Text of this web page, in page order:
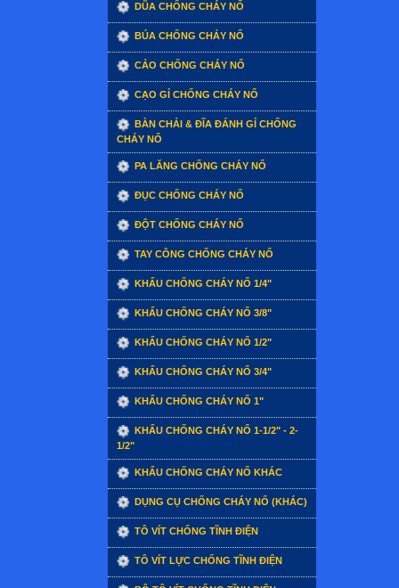
DŨA CHỐNG CHÁY NỔ
BÚA CHỐNG CHÁY NỔ
CẢO CHỐNG CHÁY NỔ
CẠO GỈ CHỐNG CHÁY NỔ
BÀN CHẢI & ĐĨA ĐÁNH GỈ CHỐNG
CHÁY NỔ
PA LĂNG CHỐNG CHÁY NỔ
ĐỤC CHỐNG CHÁY NỔ
ĐỘT CHỐNG CHÁY NỔ
TAY CÔNG CHỐNG CHÁY NỔ
KHẨU CHỐNG CHÁY NỔ 1/4"
KHẨU CHỐNG CHÁY NỔ 3/8"
KHẨU CHỐNG CHÁY NỔ 1/2"
KHẨU CHỐNG CHÁY NỔ 3/4"
KHẨU CHỐNG CHÁY NỔ 1"
KHẨU CHỐNG CHÁY NỔ 1-1/2" - 2-
1/2"
KHẨU CHỐNG CHÁY NỔ KHÁC
DỤNG CỤ CHỐNG CHÁY NỔ (KHÁC)
TÔ VÍT CHỐNG TĨNH ĐIỆN
TÔ VÍT LỰC CHỐNG TĨNH ĐIỆN